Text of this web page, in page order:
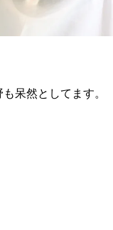
呆然としてます。